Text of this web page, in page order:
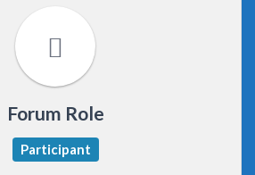
Forum Role
Participant